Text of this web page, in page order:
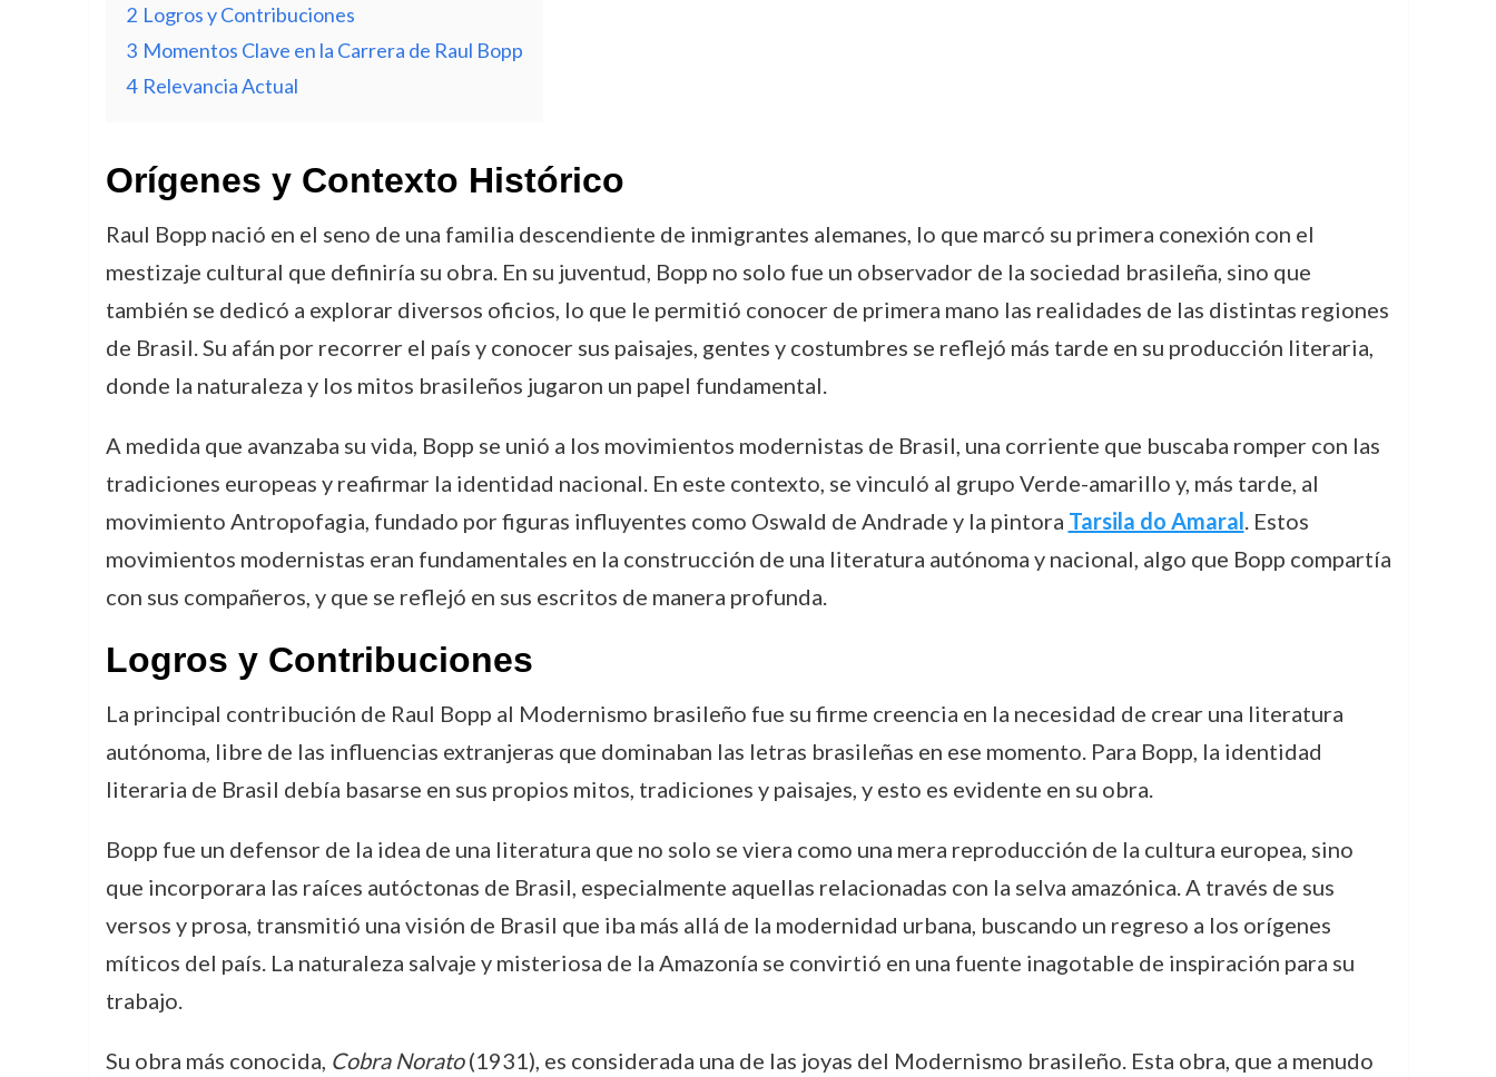
2 Logros y Contribuciones
3 Momentos Clave en la Carrera de Raul Bopp
4 Relevancia Actual
Orígenes y Contexto Histórico
Raul Bopp nació en el seno de una familia descendiente de inmigrantes alemanes, lo que marcó su primera conexión con el
mestizaje cultural que definiría su obra. En su juventud, Bopp no solo fue un observador de la sociedad brasileña, sino que
también se dedicó a explorar diversos oficios, lo que le permitió conocer de primera mano las realidades de las distintas regiones
de Brasil. Su afán por recorrer el país y conocer sus paisajes, gentes y costumbres se reflejó más tarde en su producción literaria,
donde la naturaleza y los mitos brasileños jugaron un papel fundamental.
A medida que avanzaba su vida, Bopp se unió a los movimientos modernistas de Brasil, una corriente que buscaba romper con las
tradiciones europeas y reafirmar la identidad nacional. En este contexto, se vinculó al grupo Verde-amarillo y, más tarde, al
movimiento Antropofagia, fundado por figuras influyentes como Oswald de Andrade y la pintora Tarsila do Amaral. Estos
movimientos modernistas eran fundamentales en la construcción de una literatura autónoma y nacional, algo que Bopp compartía
con sus compañeros, y que se reflejó en sus escritos de manera profunda.
Logros y Contribuciones
La principal contribución de Raul Bopp al Modernismo brasileño fue su firme creencia en la necesidad de crear una literatura
autónoma, libre de las influencias extranjeras que dominaban las letras brasileñas en ese momento. Para Bopp, la identidad
literaria de Brasil debía basarse en sus propios mitos, tradiciones y paisajes, y esto es evidente en su obra.
Bopp fue un defensor de la idea de una literatura que no solo se viera como una mera reproducción de la cultura europea, sino
que incorporara las raíces autóctonas de Brasil, especialmente aquellas relacionadas con la selva amazónica. A través de sus
versos y prosa, transmitió una visión de Brasil que iba más allá de la modernidad urbana, buscando un regreso a los orígenes
míticos del país. La naturaleza salvaje y misteriosa de la Amazonía se convirtió en una fuente inagotable de inspiración para su
trabajo.
Su obra más conocida, Cobra Norato(1931), es considerada una de las joyas del Modernismo brasileño. Esta obra, que a menudo